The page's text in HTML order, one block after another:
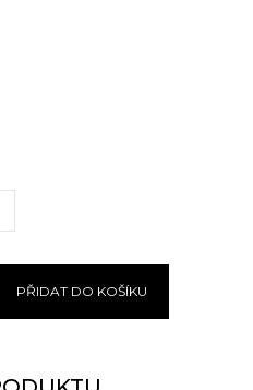
PŘIDAT DO KOŠÍKU